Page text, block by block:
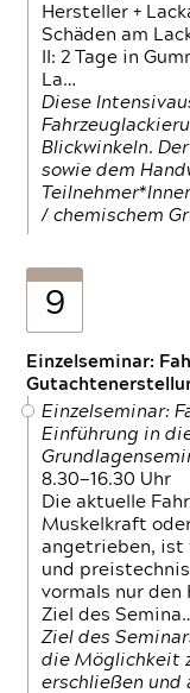
Hersteller +
Schäden am
II: 2 Tage in
La…
Diese
Blickwinkeln.
sowie dem
/ chemischem
9
Einzelseminar:
Einzelseminar:
Einführung in
8.30—16.30 Uhr
Die aktuelle
Muskelkraft
angetrieben, ist
und
vormals nur den
Ziel des
Ziel des
die Möglichkeit
erschließen und